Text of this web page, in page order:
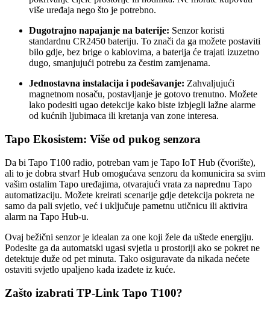
više uređaja nego što je potrebno.
Dugotrajno napajanje na baterije: Senzor koristi
standardnu CR2450 bateriju. To znači da ga možete postaviti
bilo gdje, bez brige o kablovima, a baterija će trajati izuzetno
dugo, smanjujući potrebu za čestim zamjenama.
Jednostavna instalacija i podešavanje: Zahvaljujući
magnetnom nosaču, postavljanje je gotovo trenutno. Možete
lako podesiti ugao detekcije kako biste izbjegli lažne alarme
od kućnih ljubimaca ili kretanja van zone interesa.
Tapo Ekosistem: Više od pukog senzora
Da bi Tapo T100 radio, potreban vam je Tapo IoT Hub (čvorište),
ali to je dobra stvar! Hub omogućava senzoru da komunicira sa svim
vašim ostalim Tapo uređajima, otvarajući vrata za naprednu Tapo
automatizaciju. Možete kreirati scenarije gdje detekcija pokreta ne
samo da pali svjetlo, već i uključuje pametnu utičnicu ili aktivira
alarm na Tapo Hub-u.
Ovaj bežični senzor je idealan za one koji žele da uštede energiju.
Podesite ga da automatski ugasi svjetla u prostoriji ako se pokret ne
detektuje duže od pet minuta. Tako osiguravate da nikada nećete
ostaviti svjetlo upaljeno kada izađete iz kuće.
Zašto izabrati TP-Link Tapo T100?